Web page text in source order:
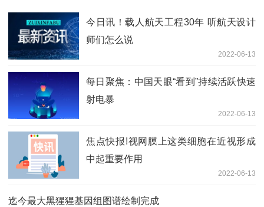
今日讯！载人航天工程30年 听航天设计
师们怎么说
2022-06-13
每日聚焦：中国天眼“看到”持续活跃快速
射电暴
2022-06-13
焦点快报!视网膜上这类细胞在近视形成
中起重要作用
2022-06-13
迄今最大黑猩猩基因组图谱绘制完成